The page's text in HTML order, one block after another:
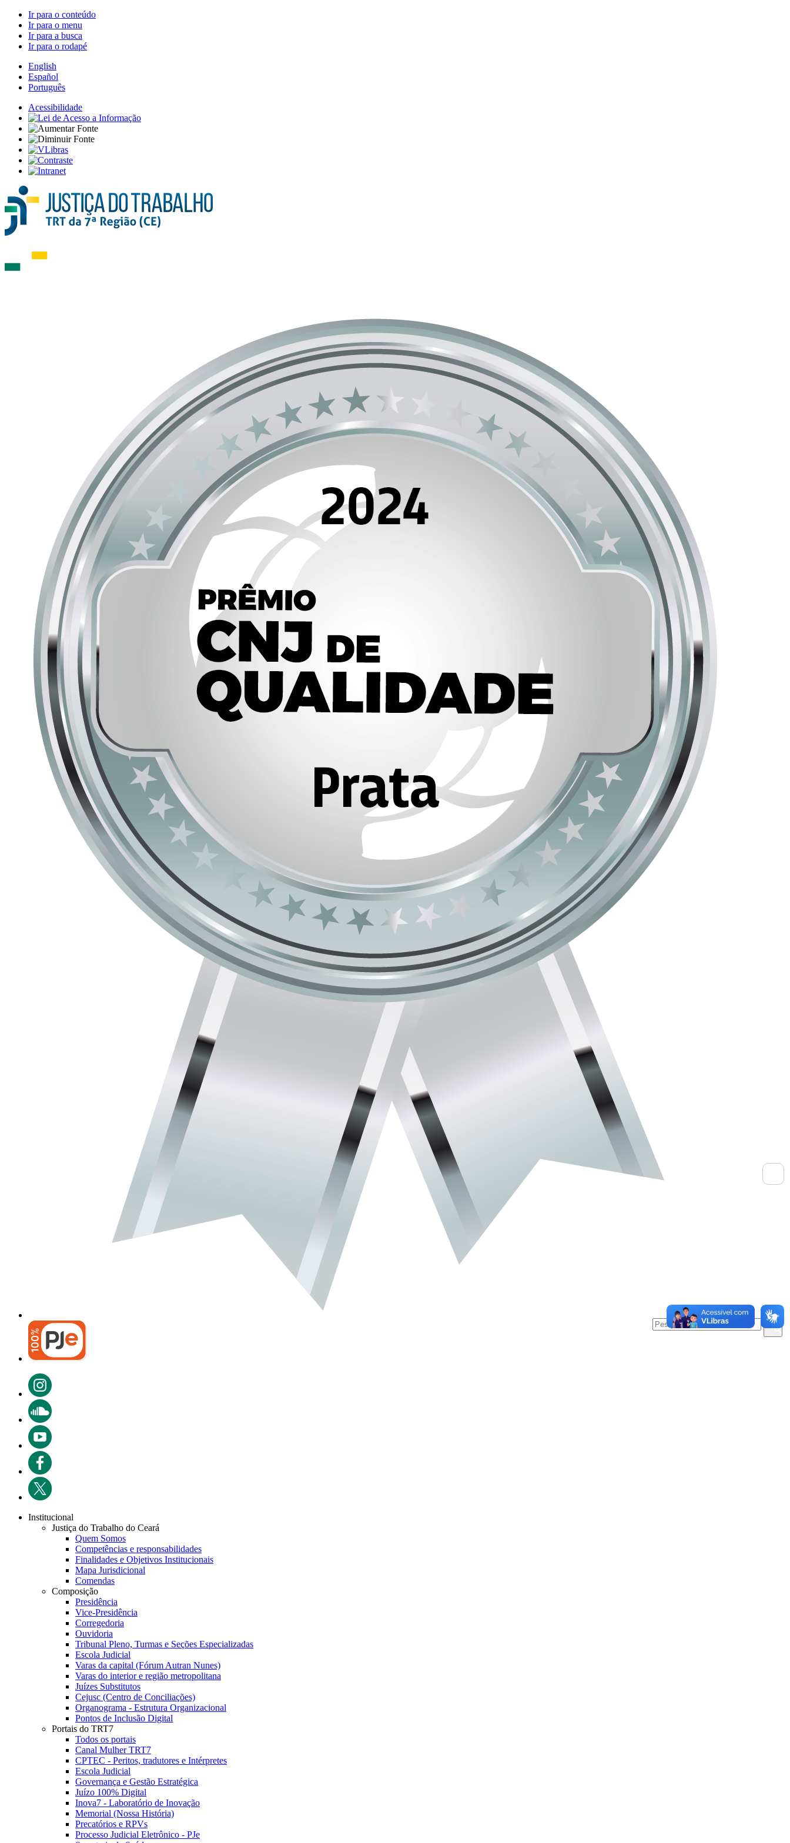
Ir para o conteúdo
Ir para o menu
Ir para a busca
Ir para o rodapé
English
Español
Português
Acessibilidade
Institucional
Justiça do Trabalho do Ceará
Quem Somos
Competências e responsabilidades
Finalidades e Objetivos Institucionais
Mapa Jurisdicional
Comendas
Composição
Presidência
Vice-Presidência
Corregedoria
Ouvidoria
Tribunal Pleno, Turmas e Seções Especializadas
Escola Judicial
Varas da capital (Fórum Autran Nunes)
Varas do interior e região metropolitana
Juízes Substitutos
Cejusc (Centro de Conciliações)
Organograma - Estrutura Organizacional
Pontos de Inclusão Digital
Portais do TRT7
Todos os portais
Canal Mulher TRT7
CPTEC - Peritos, tradutores e Intérpretes
Escola Judicial
Governança e Gestão Estratégica
Juízo 100% Digital
Inova7 - Laboratório de Inovação
Memorial (Nossa História)
Precatórios e RPVs
Processo Judicial Eletrônico - PJe